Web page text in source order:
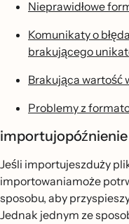
Nieprawidłowe
Komunikaty o
brakującego
Brakująca wartość
Problemy z
Jeśli importujeszduży
importowaniamoże
sposobu, aby
Jednak jednym ze